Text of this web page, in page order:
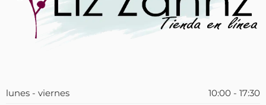
lunes - viernes 10:00 - 17:30